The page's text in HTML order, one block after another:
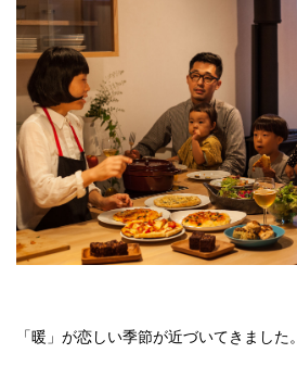
「暖」が恋しい季節が近づいてきました。